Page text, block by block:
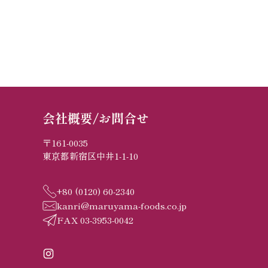
会社概要/お問合せ
〒161-0035
東京都新宿区中井1-1-10
+80 (0120) 60-2340
kanri@maruyama-foods.co.jp
FAX 03-3953-0042